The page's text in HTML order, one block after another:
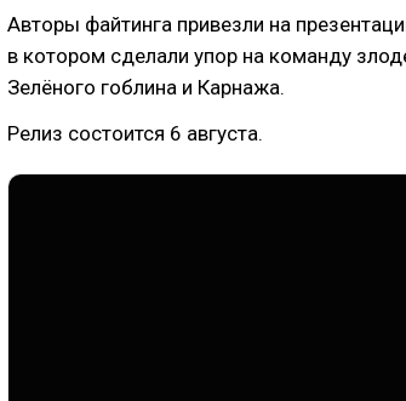
Авторы файтинга привезли на
в котором сделали упор на команду
Зелёного гоблина и Карнажа.
Релиз состоится 6 августа.